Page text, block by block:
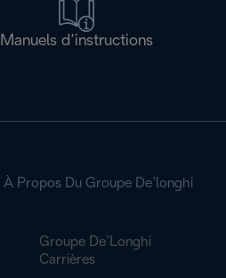
Manuels d’instructions
À Propos Du Groupe De’longhi
Groupe De’Longhi
Carrières